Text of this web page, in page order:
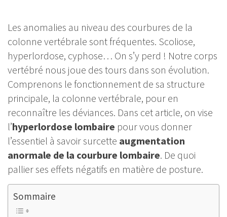
Les anomalies au niveau des courbures de la
colonne vertébrale sont fréquentes. Scoliose,
hyperlordose, cyphose… On s’y perd ! Notre corps
vertébré nous joue des tours dans son évolution.
Comprenons le fonctionnement de sa structure
principale, la colonne vertébrale, pour en
reconnaître les déviances. Dans cet article, on vise
l’hyperlordose lombaire pour vous donner
l’essentiel à savoir surcette augmentation
anormale de la courbure lombaire. De quoi
pallier ses effets négatifs en matière de posture.
Sommaire